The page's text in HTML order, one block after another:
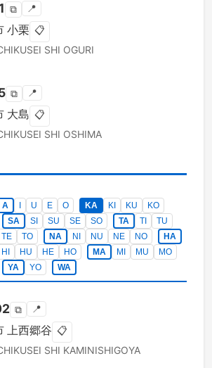
⧉ 📍
小栗 📋
SHI OGURI
⧉ 📍
大島 📋
SHI OSHIMA
A U E O KA KI KU
KO
SA
SI SU SE SO TA TI
TU
TE
TO NA NI NU NE NO
HA
HI
HU HE HO MA MI MU
MO
YA
YO WA
⧉ 📍
上西郷谷 📋
SHI KAMINISHIGOYA